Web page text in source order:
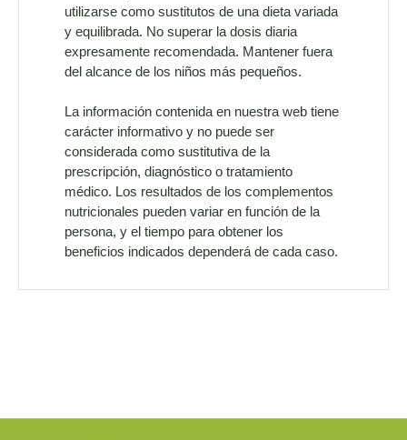
utilizarse como sustitutos de una dieta variada
y equilibrada. No superar la dosis diaria
expresamente recomendada. Mantener fuera
del alcance de los niños más pequeños.
La información contenida en nuestra web tiene
carácter informativo y no puede ser
considerada como sustitutiva de la
prescripción, diagnóstico o tratamiento
médico. Los resultados de los complementos
nutricionales pueden variar en función de la
persona, y el tiempo para obtener los
beneficios indicados dependerá de cada caso.